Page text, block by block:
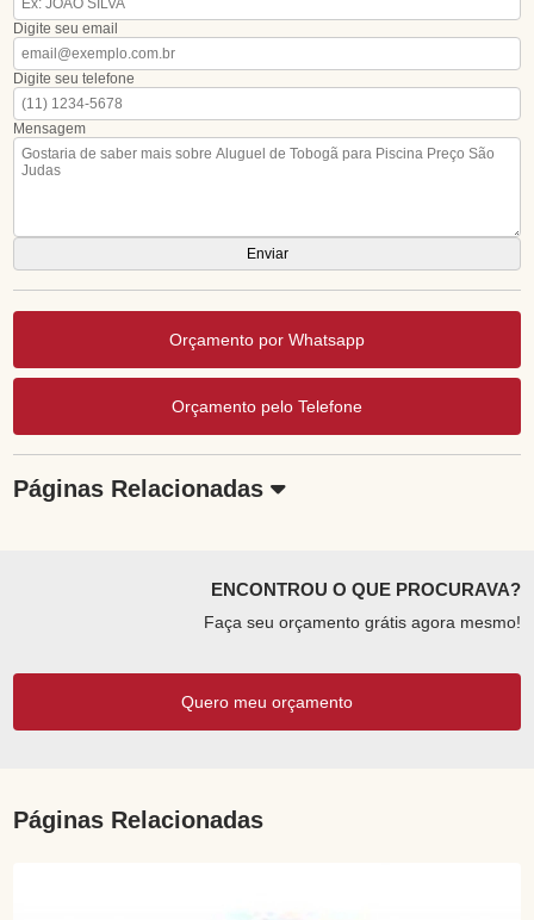
Digite seu email
Digite seu telefone
Mensagem
Orçamento por Whatsapp
Orçamento pelo Telefone
Páginas Relacionadas
ENCONTROU O QUE PROCURAVA?
Faça seu orçamento grátis agora mesmo!
Quero meu orçamento
Páginas Relacionadas